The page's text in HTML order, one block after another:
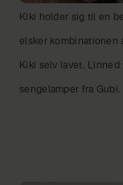
Kiki holder sig til en
elsker kombinationen
Kiki selv lavet.
sengelamper fra Gubi.